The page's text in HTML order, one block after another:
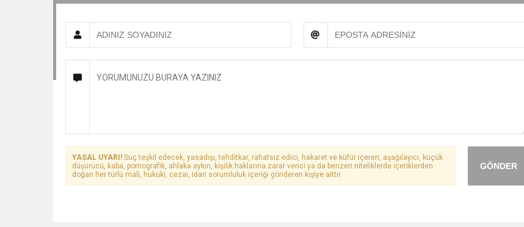
GÖNDER
YASAL UYARI! Suç teşkil edecek, yasadışı, tehditkar, rahatsız edici, hakaret ve küfür içeren, aşağılayıcı, küçük
düşürücü, kaba, pornografik, ahlaka aykırı, kişilik haklarına zarar verici ya da benzeri niteliklerde içeriklerden
doğan her türlü mali, hukuki, cezai, idari sorumluluk içeriği gönderen kişiye aittir.